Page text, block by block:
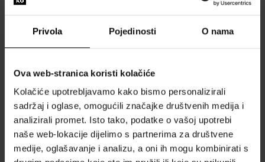
Privola Pojedinosti O nama
Ova web-stranica koristi kolačiće
Kolačiće upotrebljavamo kako bismo personalizirali
sadržaj i oglase, omogućili značajke društvenih medija i
analizirali promet. Isto tako, podatke o vašoj upotrebi
naše web-lokacije dijelimo s partnerima za društvene
medije, oglašavanje i analizu, a oni ih mogu kombinirati s
Dostupno
118,00 €
Dostupno
66,00 €
Besplatna dostava
Bering 17031-162 - Ženski
Tommy Hilfiger Lidia